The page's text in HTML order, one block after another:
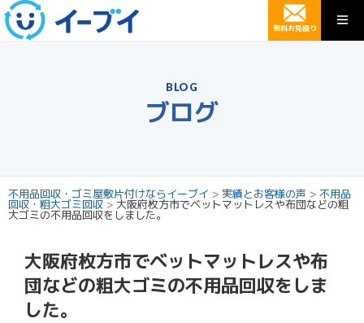
無料お見積り
BLOG
ブログ
不用品回収・ゴミ屋敷片付けならイーブイ > 実績とお客様の声 > 不用品
回収・粗大ゴミ回収 > 大阪府枚方市でベットマットレスや布団などの粗
大ゴミの不用品回収をしました。
大阪府枚方市でベットマットレスや布
団などの粗大ゴミの不用品回収をしま
した。